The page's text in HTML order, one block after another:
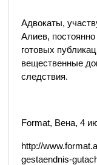
Адвокаты,
Алиев,
готовых
вещественные
следствия.
Format, Вена, 4
http://
gestaendnis-